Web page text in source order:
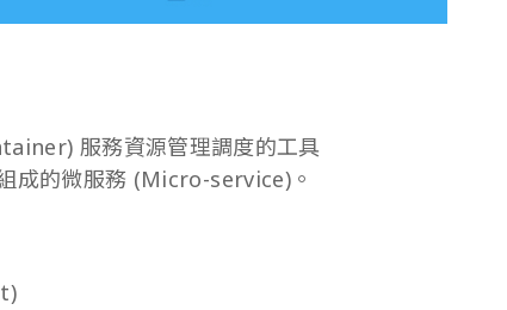
服務資源管理調度的工具
成的微服務 (Micro-service)。